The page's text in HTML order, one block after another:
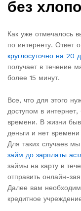
без
Как уже отмечалось
по интернету. Ответ
круглосуточно на 20
получает в течение
более 15 минут.
Все, что для этого
доступом в интернет,
времени. В жизни
деньги и нет
Для таких случаев
займ до зарплаты
займы на карту в
отправить онлайн-
Далее вам
кредитное